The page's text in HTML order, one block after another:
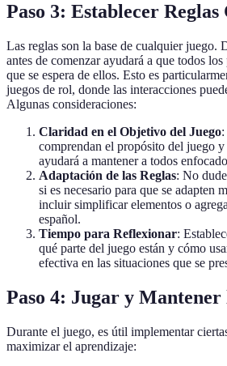
Paso 3: Establecer Reglas
Las reglas son la base de cualquier juego.
antes de comenzar ayudará a que todos
que se espera de ellos. Esto es
juegos de rol, donde las interacciones
Algunas consideraciones:
Claridad en el Objetivo del Juego
comprendan el propósito del juego
ayudará a mantener a todos
Adaptación de las Reglas: No
si es necesario para que se adapten
incluir simplificar elementos o
español.
Tiempo para Reflexionar:
qué parte del juego están y cómo
efectiva en las situaciones que se
Paso 4: Jugar y
Durante el juego, es útil implementar
maximizar el aprendizaje: